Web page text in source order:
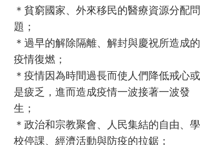
＊貧窮國家、外來移民的醫療資源分配問
題；
＊過早的解除隔離、解封與慶祝所造成的
疫情復燃；
＊疫情因為時間過長而使人們降低戒心或
是疲乏，進而造成疫情一波接著一波發
生；
＊政治和宗教聚會、人民集結的自由、學
校停課、經濟活動與防疫的拉鋸；